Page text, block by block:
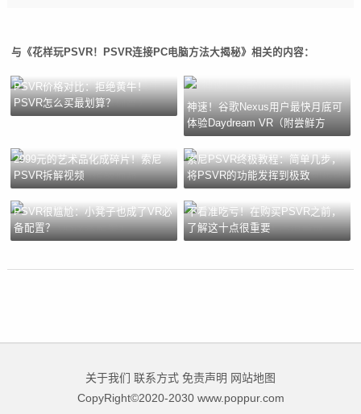
与《花样玩PSVR！PSVR连接PC电脑方法大揭秘》相关的内容：
PSVR价格对比：拒绝黄牛！
PSVR怎么买最划算？
神速！谷歌Nexus用户最快月底可
体验Daydream VR（附尝鲜方
2999元的艺术品化成碎片！索尼
PSVR拆解视频
索尼PSVR终极教程：简单几步，
将PSVR的功能发挥到极致
PSVR很尴尬：小凳子也成了VR必
备配置？
不看准吃亏！在购买PSVR之前，
了解这十点很重要
关于我们 联系方式 免责声明 网站地图
CopyRight©2020-2030 www.poppur.com